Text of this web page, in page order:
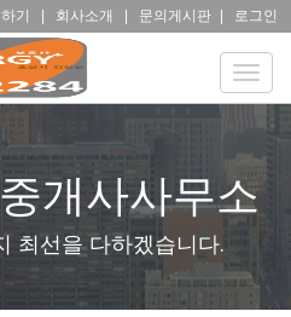
기 회사소개 문의게시판 로그인
Toggle
개사사무소
최선을 다하겠습니다.